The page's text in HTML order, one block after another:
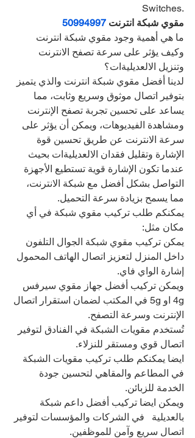
Switches.
مقوي شبكة انترنت 50994997
ما هي أهمية وجود مقوي شبكة انترنت
وكيف يؤثر على سرعة تصفح الانترنت
وتنزيل الالعديليةات؟
لدينا أفضل مقوي شبكة انترنت والذي يتميز
بتوفير اتصال موثوق وسريع وثابت، مما
يساعد على تحسين تجربة تصفح الإنترنت
ومشاهدة الفيديوهات، ويمكن أن يؤثر على
سرعة الانترنت عن طريق تحسين قوة
الإشارة وتقليل فقدان الالعديليةات بحيث
عندما تكون الإشارة قوية تستطيع الأجهزة
التواصل بشكل أفضل مع شبكة الانترنت،
مما يسمح بزيادة سرعة التحميل.
يمكنكم طلب تركيب مقوي شبكة في أي
مكان مثل:
يمكن تركيب مقوي شبكة الجوال التلفون
داخل المنزل لتعزيز اتصال الهاتف المحمول
إشارة الواي فاي.
ويمكن تركيب أفضل جهاز مقوي سيرفس
4g او 5g في المكتب لضمان استقرار اتصال
الإنترنت وسرعة التصفح.
تُستخدم مقويات الشبكة في الفنادق لتوفير
اتصال قوي ومستقر للنزلاء.
ايضا يمكنكم طلب تركيب مقويات الشبكة
في المطاعم والمقاهي لتحسين جودة
الخدمة للزبائن.
ويمكن ايضا تركيب أفضل داعم شبكة
بالعديلية   في الشركات والمؤسسات لتوفير
اتصال سريع وآمن للموظفين.